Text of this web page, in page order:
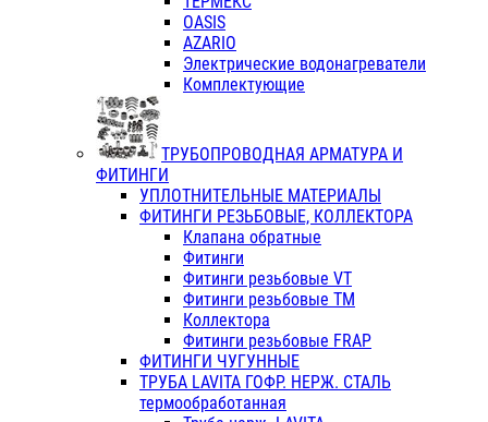
OASIS
AZARIO
Электрические водонагреватели
Комплектующие
ТРУБОПРОВОДНАЯ АРМАТУРА И
ФИТИНГИ
УПЛОТНИТЕЛЬНЫЕ МАТЕРИАЛЫ
ФИТИНГИ РЕЗЬБОВЫЕ, КОЛЛЕКТОРА
Клапана обратные
Фитинги
Фитинги резьбовые VT
Фитинги резьбовые ТМ
Коллектора
Фитинги резьбовые FRAP
ФИТИНГИ ЧУГУННЫЕ
ТРУБА LAVITA ГОФР. НЕРЖ. СТАЛЬ
термообработанная